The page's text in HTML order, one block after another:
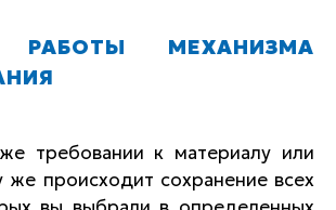
РАБОТЫ МЕХАНИЗМА
требовании к материалу или
же происходит сохранение всех